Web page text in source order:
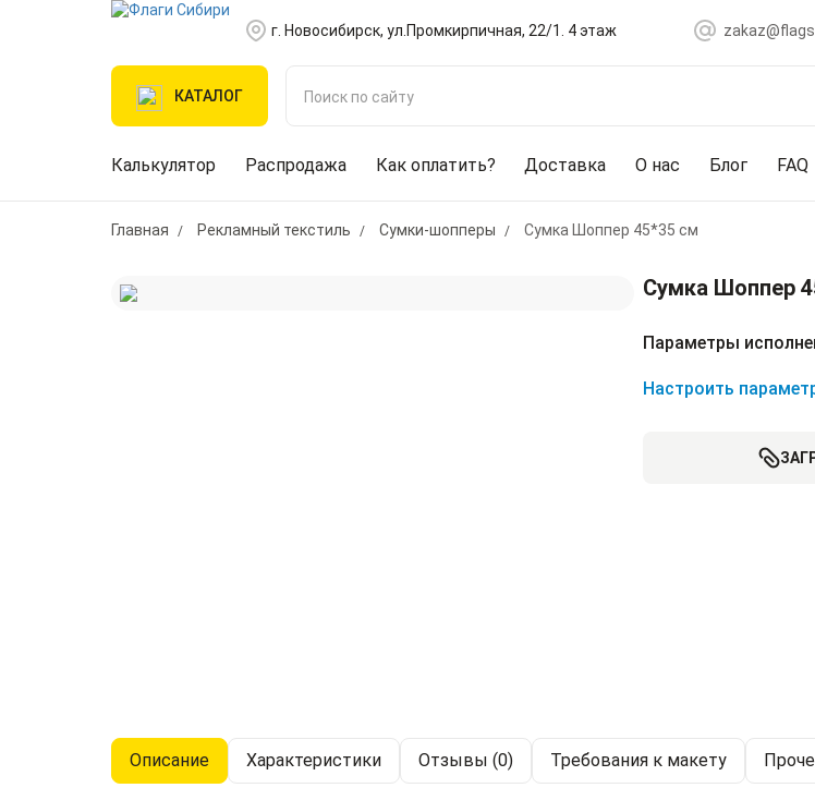
г. Новосибирск, ул.Промкирпичная, 22/1. 4 этаж
КАТАЛОГ
Калькулятор Распродажа Как оплатить? Доставка О нас Блог FAQ
Главная Рекламный текстиль Сумки-шопперы Сумка Шоппер 45*35 см
Сумка Шоппер
Параметры
Настроить
Описание Характеристики Отзывы (0) Требования к макету